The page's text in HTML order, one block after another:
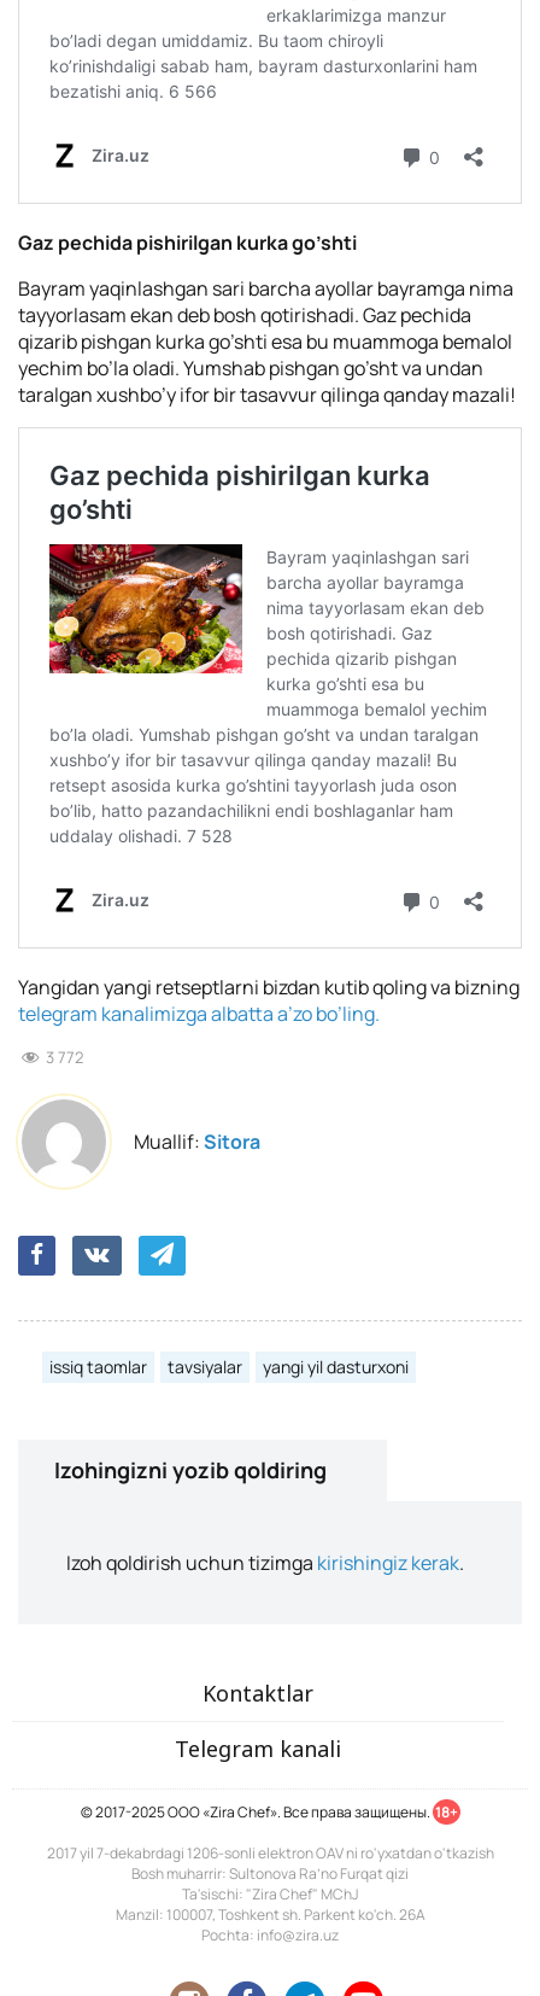
Gaz pechida pishirilgan kurka go’shti
Bayram yaqinlashgan sari barcha ayollar bayramga nima
tayyorlasam ekan deb bosh qotirishadi. Gaz pechida
qizarib pishgan kurka go’shti esa bu muammoga bemalol
yechim bo’la oladi. Yumshab pishgan go’sht va undan
taralgan xushbo’y ifor bir tasavvur qilinga qanday mazali!
Yangidan yangi retseptlarni bizdan kutib qoling va bizning
telegram kanalimizga albatta a’zo bo’ling.
3 772
Muallif:Sitora
issiq taomlar tavsiyalar yangi yil dasturxoni
Izohingizni yozib qoldiring
Izoh qoldirish uchun tizimga kirishingiz kerak.
Kontaktlar
Telegram kanali
© 2017-2025 ООО «Zira Chef». Все права защищены. 18+
2017 yil 7-dekabrdagi 1206-sonli elektron OAV ni ro'yxatdan o'tkazish
Bosh muharrir: Sultonova Ra’no Furqat qizi
Ta'sischi: "Zira Chef" MChJ
Manzil: 100007, Toshkent sh. Parkent ko'ch. 26A
Pochta: info@zira.uz